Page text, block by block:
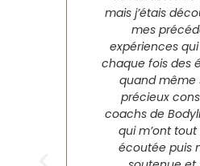
mais j’étais
mes
expériences
chaque fois des
quand même
précieux
coachs de
qui m’ont tout
écoutée puis